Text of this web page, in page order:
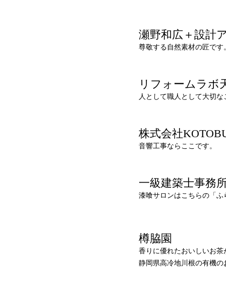
瀬野和広＋設計
尊敬する自然素材の匠です
リフォームラボ
人として職人として大切
株式会社
音響工事ならここです。
一級建築士事務
漆喰サロンはこちらの「
樽脇園
香りに優れたおいしいお茶
静岡県高冷地川根の有機